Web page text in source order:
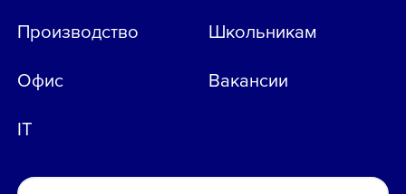
Производство
Офис
IT
Школьникам
Вакансии